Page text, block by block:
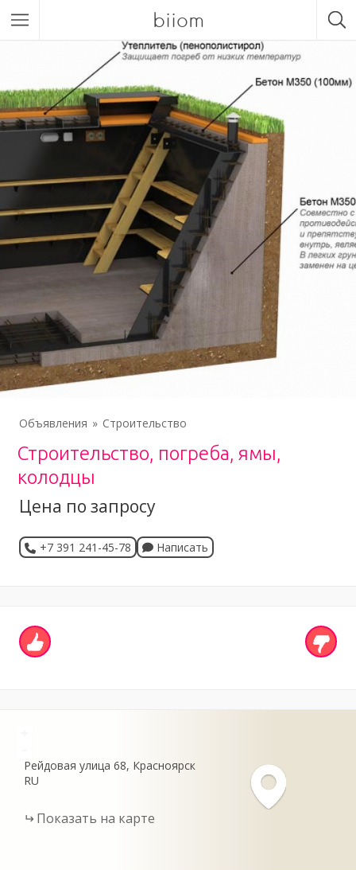
biiom
Объявления Строительство
Строительство, погреба, ямы,
колодцы
Цена по запросу
+7 391 241-45-78 Написать
Рейдовая улица 68 Красноярск
RU
Показать на карте